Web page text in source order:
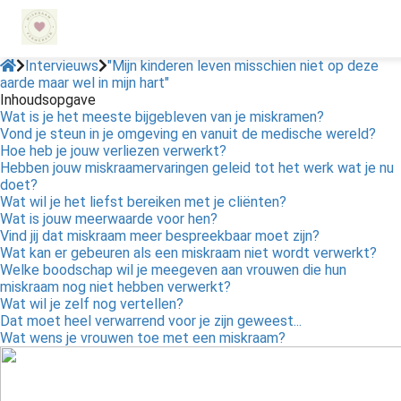
Intervieuws "Mijn kinderen leven misschien niet op deze
aarde maar wel in mijn hart"
Inhoudsopgave
Wat is je het meeste bijgebleven van je miskramen?
Vond je steun in je omgeving en vanuit de medische wereld?
Hoe heb je jouw verliezen verwerkt?
Hebben jouw miskraamervaringen geleid tot het werk wat je nu
doet?
Wat wil je het liefst bereiken met je cliënten?
Wat is jouw meerwaarde voor hen?
Vind jij dat miskraam meer bespreekbaar moet zijn?
Wat kan er gebeuren als een miskraam niet wordt verwerkt?
Welke boodschap wil je meegeven aan vrouwen die hun
miskraam nog niet hebben verwerkt?
Wat wil je zelf nog vertellen?
Dat moet heel verwarrend voor je zijn geweest...
Wat wens je vrouwen toe met een miskraam?
policy
zijn
om
te
Ze
gebruikt